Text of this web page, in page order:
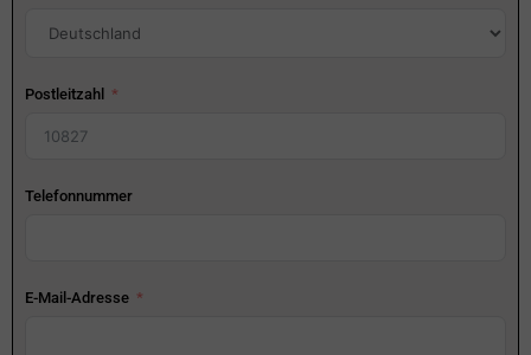
Postleitzahl
Telefonnummer
E-Mail-Adresse